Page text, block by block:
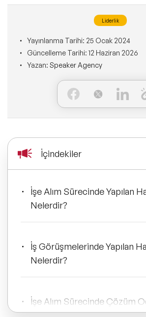
İlham Veren Konuşmacılar
İlham Veren Kadın Konuşmacılar
Kişisel Dönüşüm Konuşmacıları
Sürdürülebilirlik Konuşmacıları
Dijital Dönüşüm Konuşmacıları
Mindfulness Konuşmacıları
Cinsiyet Eşitliği, Çeşitlilik
Tüm Konular
Akış Sunumu & Moderasyon
Deneyim Odaklı Çözümler
Konuşmacı Özel Çözümleri
Tüm Çözümler
Ne Sunarız?
Ne Yaparız?
Kim İçin Yaparız?
Ekibimiz
Referanslarımız
İLETİŞİM
Liderlik
Yayınlanma Tarihi: 25 Ocak 2024
Güncelleme Tarihi: 12 Haziran 2026
Yazan: Speaker Agency
İçindekiler
İşe Alım Sürecinde Yapılan
Nelerdir?
İş Görüşmelerinde Yapılan
Nelerdir?
İşe Alım Sürecinde Çözüm